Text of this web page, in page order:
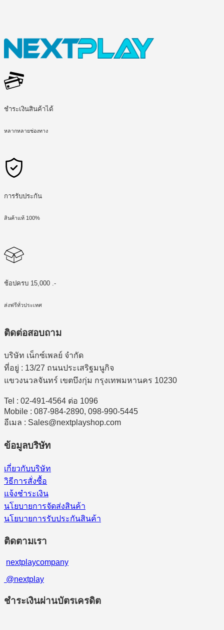
ชำระเงินสินค้าได้
หลากหลายช่องทาง
การรับประกัน
สินค้าแท้ 100%
ช้อปครบ 15,000 .-
ส่งฟรีทั่วประเทศ
ติดต่อสอบถาม
บริษัท เน็กซ์เพลย์ จำกัด
ที่อยู่ : 13/27 ถนนประเสริฐมนูกิจ
แขวงนวลจันทร์ เขตบึงกุ่ม กรุงเทพมหานคร 10230
Tel : 02-491-4564 ต่อ 1096
Mobile : 087-984-2890, 098-990-5445
อีเมล : Sales@nextplayshop.com
ข้อมูลบริษัท
เกี่ยวกับบริษัท
วิธีการสั่งซื้อ
แจ้งชำระเงิน
นโยบายการจัดส่งสินค้า
นโยบายการรับประกันสินค้า
ติดตามเรา
nextplaycompany
@nextplay
ชำระเงินผ่านบัตรเครดิต